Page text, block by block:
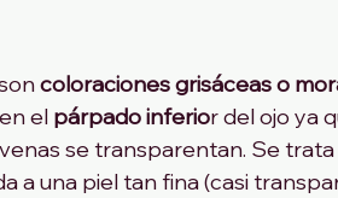
coloraciones grisáceas o
el párpado inferior del ojo ya
se transparentan. Se
a una piel tan fina (casi